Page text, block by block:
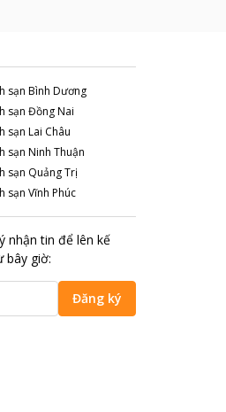
sạn Bình Dương
sạn Đồng Nai
sạn Lai Châu
sạn Ninh Thuận
sạn Quảng Trị
sạn Vĩnh Phúc
nhận tin để lên kế
bây giờ:
Đăng ký